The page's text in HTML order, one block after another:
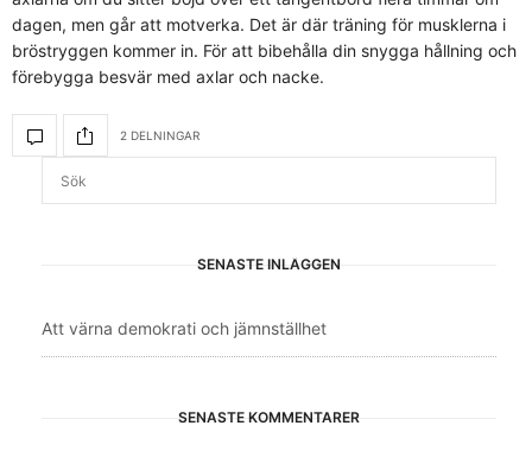
dagen, men går att motverka. Det är där träning för musklerna i
bröstryggen kommer in. För att bibehålla din snygga hållning och
förebygga besvär med axlar och nacke.
2 DELNINGAR
SENASTE INLÄGGEN
Att värna demokrati och jämnställhet
SENASTE KOMMENTARER